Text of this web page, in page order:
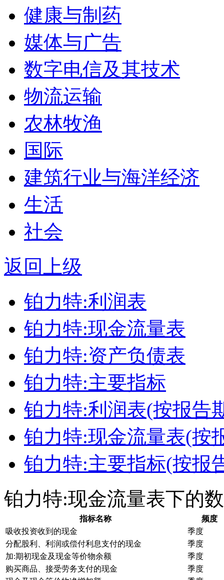
健康与制药
媒体与广告
数字电信及其技术
物流运输
农林牧渔
国际
建筑行业与海洋经济
生活
社会
返回上级
铂力特:利润表
铂力特:现金流量表
铂力特:资产负债表
铂力特:主要指标
铂力特:利润表(按报告
铂力特:现金流量表(按
铂力特:主要指标(按报
铂力特:现金流量表下的
指标名称
频度
吸收投资收到的现金
季度
分配股利、利润或偿付利息支付的现金
季度
加:期初现金及现金等价物余额
季度
购买商品、接受劳务支付的现金
季度